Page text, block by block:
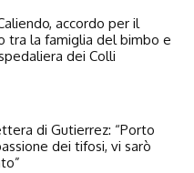
accordo per il
tra la famiglia del bimbo e
dei Colli
di Gutierrez: “Porto
dei tifosi, vi sarò